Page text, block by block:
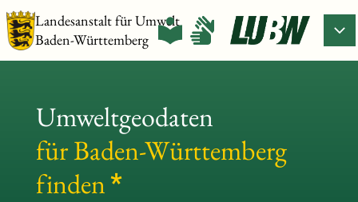
Landesanstalt für Umwelt
Baden-Württemberg
Umweltgeodaten
für Baden-Württemberg
finden